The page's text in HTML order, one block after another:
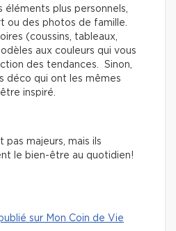
éléments plus personnels,
ou des photos de famille.
(coussins, tableaux,
aux couleurs qui vous
des tendances. Sinon,
déco qui ont les mêmes
inspiré.
pas majeurs, mais ils
le bien-être au quotidien!
sur Mon Coin de Vie